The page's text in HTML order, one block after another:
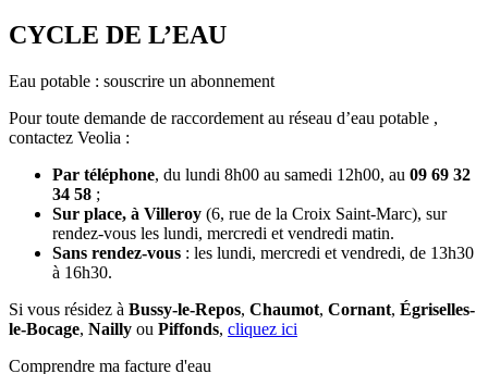
CYCLE DE L’EAU
Eau potable : souscrire un abonnement
Pour toute demande de raccordement au réseau d’eau potable ,
contactez Veolia :
Par téléphone, du lundi 8h00 au samedi 12h00, au 09 69 32
34 58 ;
Sur place, à Villeroy (6, rue de la Croix Saint-Marc), sur
rendez-vous les lundi, mercredi et vendredi matin.
Sans rendez-vous : les lundi, mercredi et vendredi, de 13h30
à 16h30.
Si vous résidez à Bussy-le-Repos, Chaumot, Cornant, Égriselles-
le-Bocage, Nailly ou Piffonds, cliquez ici
Comprendre ma facture d'eau